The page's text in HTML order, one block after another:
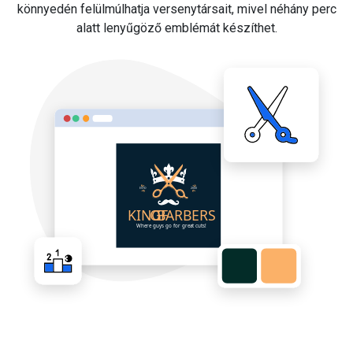
könnyedén felülmúlhatja versenytársait, mivel néhány perc
alatt lenyűgöző emblémát készíthet.